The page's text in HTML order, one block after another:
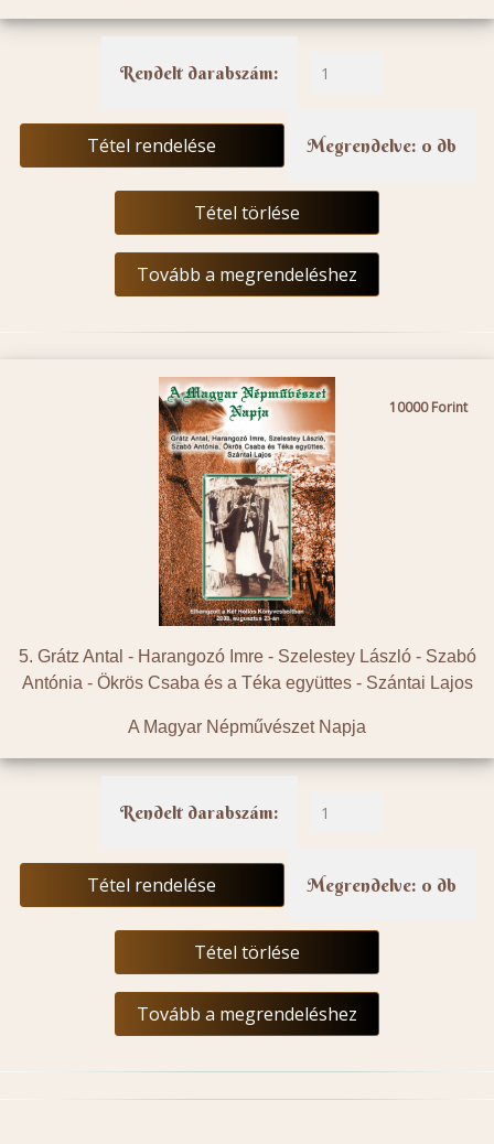
Rendelt darabszám:
Tétel rendelése Megrendelve: 0 db
Tétel törlése
Tovább a megrendeléshez
5. Grátz Antal - Harangozó Imre - Szelestey László - Szabó
Antónia - Ökrös Csaba és a Téka együttes - Szántai Lajos
A Magyar Népművészet Napja
10000
Rendelt darabszám:
Tétel rendelése Megrendelve: 0 db
Tétel törlése
Tovább a megrendeléshez